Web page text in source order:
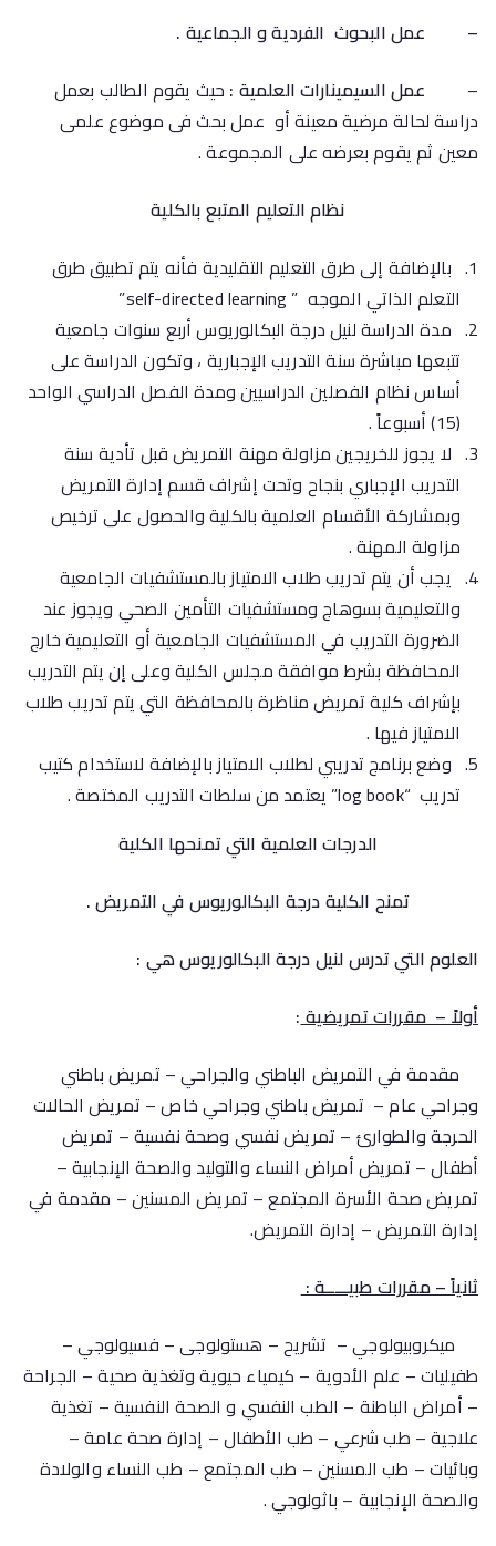
– عمل البحوث الفردية و الجماعية .
– عمل السيمينارات العلمية : حيث يقوم الطالب بعمل
دراسة لحالة مرضية معينة أو عمل بحث فى موضوع علمى
معين ثم يقوم بعرضه على المجموعة .
نظام التعليم المتبع بالكلية
بالإضافة إلى طرق التعليم التقليدية فأنه يتم تطبيق طرق
التعلم الذاتي الموجه ” self-directed learning”
مدة الدراسة لنيل درجة البكالوريوس أربع سنوات جامعية
تتبعها مباشرة سنة التدريب الإجبارية ، وتكون الدراسة على
أساس نظام الفصلين الدراسيين ومدة الفصل الدراسي الواحد
(15) أسبوعاً .
لا يجوز للخريجين مزاولة مهنة التمريض قبل تأدية سنة
التدريب الإجباري بنجاح وتحت إشراف قسم إدارة التمريض
وبمشاركة الأقسام العلمية بالكلية والحصول على ترخيص
مزاولة المهنة .
يجب أن يتم تدريب طلاب الامتياز بالمستشفيات الجامعية
والتعليمية بسوهاج ومستشفيات التأمين الصحي ويجوز عند
الضرورة التدريب في المستشفيات الجامعية أو التعليمية خارج
المحافظة بشرط موافقة مجلس الكلية وعلى إن يتم التدريب
بإشراف كلية تمريض مناظرة بالمحافظة التي يتم تدريب طلاب
الامتياز فيها .
وضع برنامج تدريبي لطلاب الامتياز بالإضافة لاستخدام كتيب
تدريب “log book” يعتمد من سلطات التدريب المختصة .
الدرجات العلمية التي تمنحها الكلية
تمنح الكلية درجة البكالوريوس في التمريض .
العلوم التي تدرس لنيل درجة البكالوريوس هي :
أولاً – مقررات تمريضية:
مقدمة في التمريض الباطني والجراحي – تمريض باطني
وجراحي عام – تمريض باطني وجراحي خاص – تمريض الحالات
الحرجة والطوارئ – تمريض نفسي وصحة نفسية – تمريض
أطفال – تمريض أمراض النساء والتوليد والصحة الإنجابية –
تمريض صحة الأسرة المجتمع – تمريض المسنين – مقدمة في
إدارة التمريض – إدارة التمريض.
ثانياً – مقررات طبيـــــة :
ميكروبيولوجي – تشريح – هستولوجى – فسيولوجي –
طفيليات – علم الأدوية – كيمياء حيوية وتغذية صحية – الجراحة
– أمراض الباطنة – الطب النفسي و الصحة النفسية – تغذية
علاجية – طب شرعي – طب الأطفال – إدارة صحة عامة –
وبائيات – طب المسنين – طب المجتمع – طب النساء والولادة
والصحة الإنجابية – باثولوجي .